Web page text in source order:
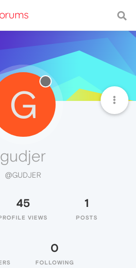
G
gudjer
@GUDJER
45
VIEWS
1
POSTS
0
FOLLOWING